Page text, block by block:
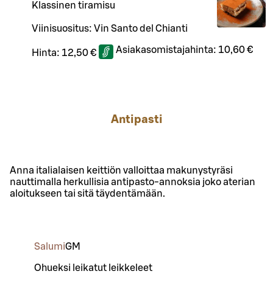
Klassinen tiramisu
Viinisuositus: Vin Santo del Chianti
Hinta: 12,50 € Asiakasomistajahinta: 10,60 €
Antipasti
Anna italialaisen keittiön valloittaa makunystyräsi
nauttimalla herkullisia antipasto-annoksia joko aterian
aloitukseen tai sitä täydentämään.
SalumiGM
Ohueksi leikatut leikkeleet